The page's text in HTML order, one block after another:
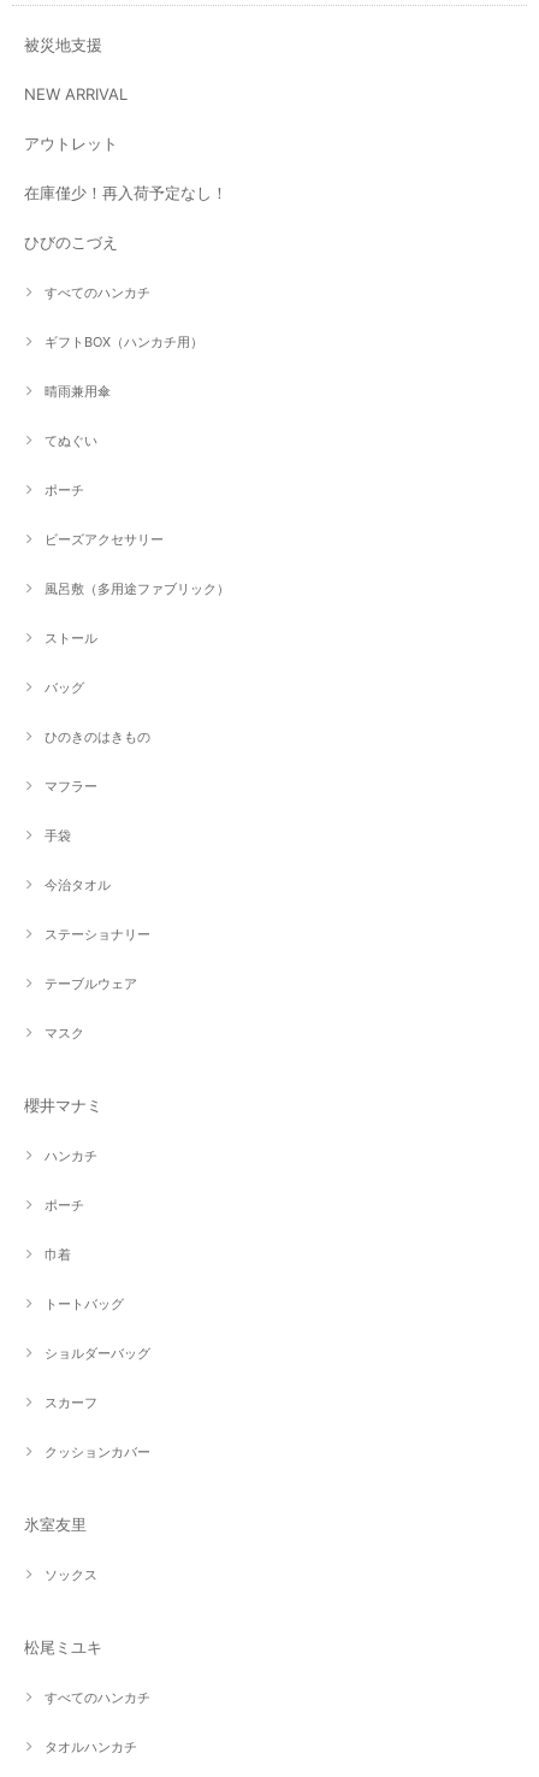
被災地支援
NEW ARRIVAL
アウトレット
在庫僅少！再入荷予定なし！
ひびのこづえ
すべてのハンカチ
ギフトBOX（ハンカチ用）
晴雨兼用傘
てぬぐい
ポーチ
ビーズアクセサリー
風呂敷（多用途ファブリック）
ストール
バッグ
ひのきのはきもの
マフラー
手袋
今治タオル
ステーショナリー
テーブルウェア
マスク
櫻井マナミ
ハンカチ
ポーチ
巾着
トートバッグ
ショルダーバッグ
スカーフ
クッションカバー
氷室友里
ソックス
松尾ミユキ
すべてのハンカチ
タオルハンカチ